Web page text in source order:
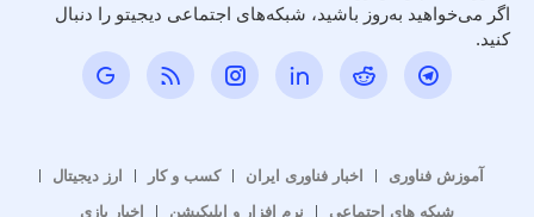
اگر می‌خواهید به‌روز باشید، شبکه‌های اجتماعی دیجیتو را دنبال
کنید.
آموزش فناوری اخبار فناوری ایران کسب و کار
ارز دیجیتال
شبکه های اجتماعی
نرم افزار و اپلیکیشن اخبار بازی